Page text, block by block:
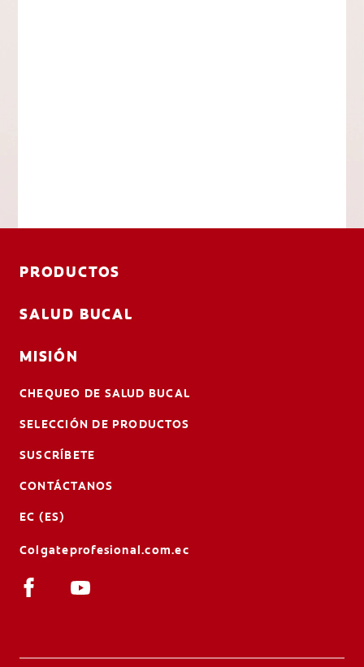
PRODUCTOS
SALUD BUCAL
MISIÓN
CHEQUEO DE SALUD BUCAL
SELECCIÓN DE PRODUCTOS
SUSCRÍBETE
CONTÁCTANOS
EC (ES)
Colgateprofesional.com.ec